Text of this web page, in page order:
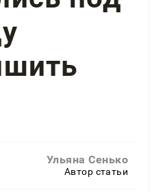
Ульяна Сенько
Автор статьи